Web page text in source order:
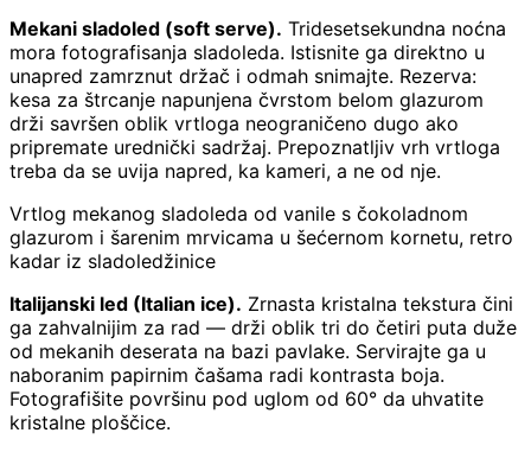
Mekani sladoled (soft serve). Tridesetsekundna noćna
mora fotografisanja sladoleda. Istisnite ga direktno u
unapred zamrznut držač i odmah snimajte. Rezerva:
kesa za štrcanje napunjena čvrstom belom glazurom
drži savršen oblik vrtloga neograničeno dugo ako
pripremate urednički sadržaj. Prepoznatljiv vrh vrtloga
treba da se uvija napred, ka kameri, a ne od nje.
Vrtlog mekanog sladoleda od vanile s čokoladnom
glazurom i šarenim mrvicama u šećernom kornetu, retro
kadar iz sladoledžinice
Italijanski led (Italian ice). Zrnasta kristalna tekstura čini
ga zahvalnijim za rad — drži oblik tri do četiri puta duže
od mekanih deserata na bazi pavlake. Servirajte ga u
naboranim papirnim čašama radi kontrasta boja.
Fotografišite površinu pod uglom od 60° da uhvatite
kristalne ploščice.